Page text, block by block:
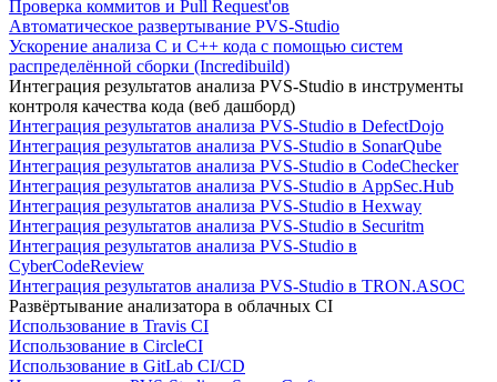
Проверка коммитов и Pull Request'ов
Автоматическое развертывание PVS-Studio
Ускорение анализа C и C++ кода с помощью систем
распределённой сборки (Incredibuild)
Интеграция результатов анализа PVS-Studio в инструменты
контроля качества кода (веб дашборд)
Интеграция результатов анализа PVS-Studio в DefectDojo
Интеграция результатов анализа PVS-Studio в SonarQube
Интеграция результатов анализа PVS-Studio в CodeChecker
Интеграция результатов анализа PVS-Studio в AppSec.Hub
Интеграция результатов анализа PVS-Studio в Hexway
Интеграция результатов анализа PVS-Studio в Securitm
Интеграция результатов анализа PVS-Studio в
CyberCodeReview
Интеграция результатов анализа PVS-Studio в TRON.ASOC
Развёртывание анализатора в облачных CI
Использование в Travis CI
Использование в CircleCI
Использование в GitLab CI/CD